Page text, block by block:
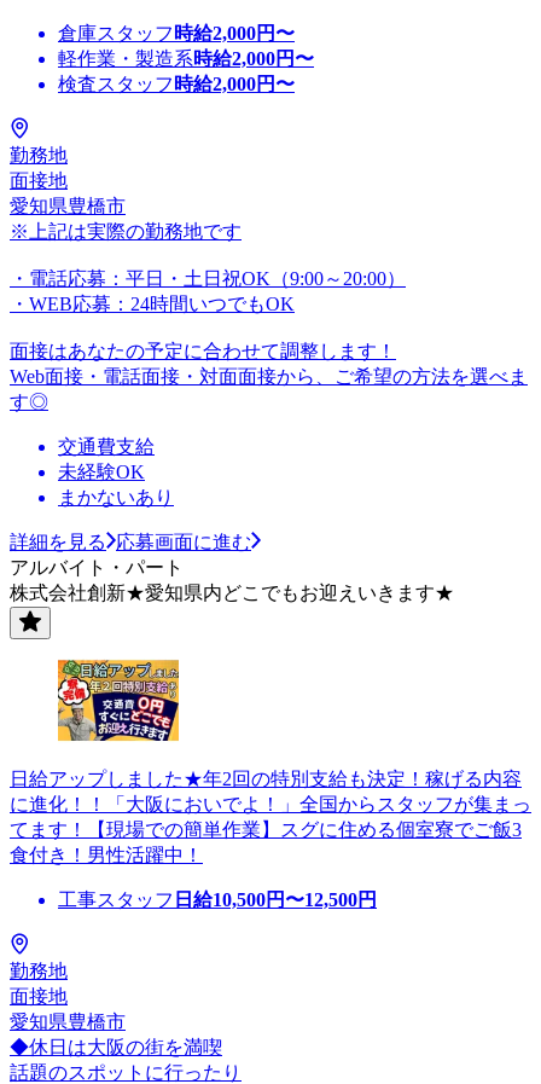
倉庫スタッフ 時給2,000円〜
軽作業・製造系時給2,000円〜
検査スタッフ 時給2,000円〜
勤務地
面接地
愛知県豊橋市
※上記は実際の勤務地です
・電話応募：平日・土日祝OK（9:00～20:00）
・WEB応募：24時間いつでもOK
面接はあなたの予定に合わせて調整します！
Web面接・電話面接・対面面接から、ご希望の方法を選べま
す◎
交通費支給
未経験OK
まかないあり
詳細を見る
応募画面に進む
アルバイト・パート
株式会社創新★愛知県内どこでもお迎えいきます★
日給アップしました★年2回の特別支給も決定！稼げる内容
に進化！！「大阪においでよ！」全国からスタッフが集まっ
てます！【現場での簡単作業】スグに住める個室寮でご飯3
食付き！男性活躍中！
工事スタッフ 日給10,500円〜12,500円
勤務地
面接地
愛知県豊橋市
◆休日は大阪の街を満喫
話題のスポットに行ったり